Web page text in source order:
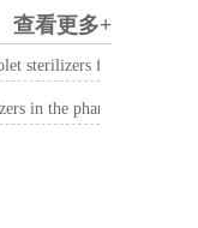
查看更多+
sterilizers for
in the pharmaceutical